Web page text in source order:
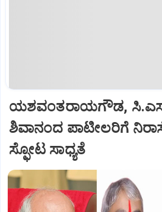
ಯಶವಂತರಾಯಗೌಡ,
ಶಿವಾನಂದ ಪಾಟೀಲರಿಗೆ
ಸ್ಫೋಟ ಸಾಧ್ಯತೆ